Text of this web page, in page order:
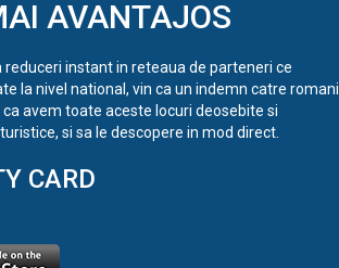
AVANTAJOS
reduceri instant in reteaua de parteneri ce
la nivel national, vin ca un indemn catre romani
avem toate aceste locuri deosebite si
si sa le descopere in mod direct.
CARD